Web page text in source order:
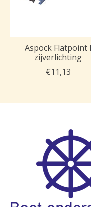
Aspöck Flatpoint I
zijverlichting
€11,13